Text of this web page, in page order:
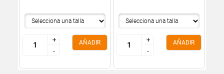
+
-
+
-
AÑADIR
+
-
+
-
AÑADIR